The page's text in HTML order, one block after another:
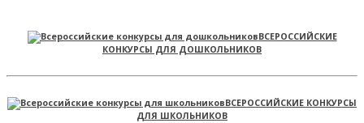
ВСЕРОССИЙСКИЕ
КОНКУРСЫ ДЛЯ ДОШКОЛЬНИКОВ
ВСЕРОССИЙСКИЕ КОНКУРСЫ
ДЛЯ ШКОЛЬНИКОВ